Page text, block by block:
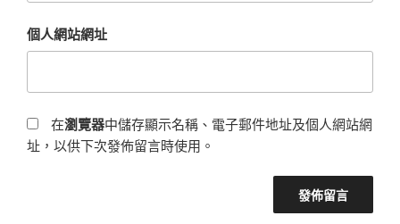
個人網站網址
在瀏覽器中儲存顯示名稱、電子郵件地址及個人網站網
址，以供下次發佈留言時使用。